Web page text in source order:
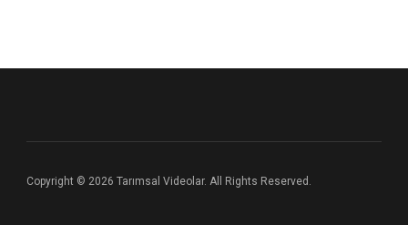
Copyright © 2026 Tarımsal Videolar. All Rights Reserved.